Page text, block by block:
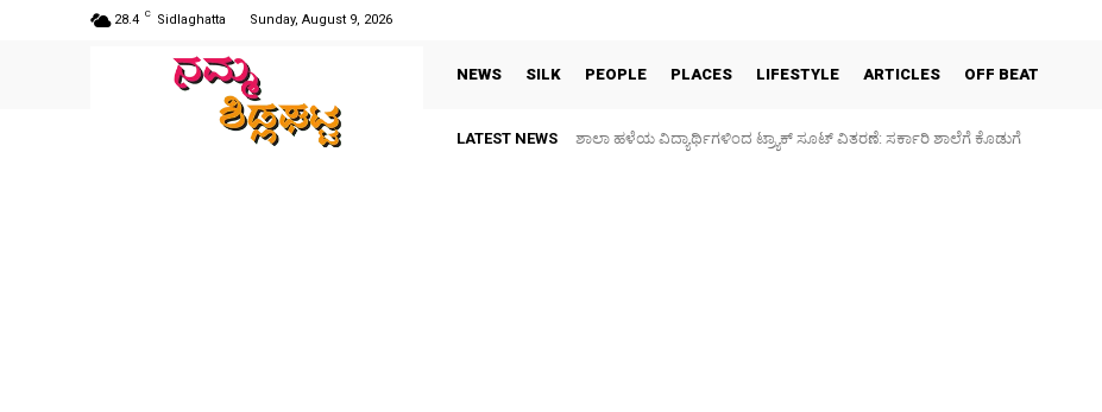
28.4 C Sidlaghatta Sunday, August 9, 2026
NEWS SILK PEOPLE PLACES LIFESTYLE ARTICLES OFF BEAT
LATEST NEWS Sidlaghatta Silk Cocoon Market-08/08/2026